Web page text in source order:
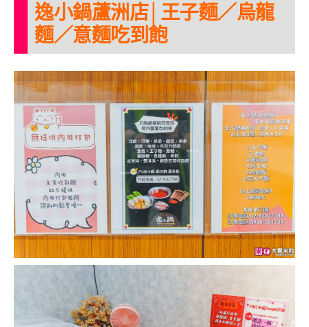
逸小鍋蘆洲店│王子麵／烏龍
麵／意麵吃到飽